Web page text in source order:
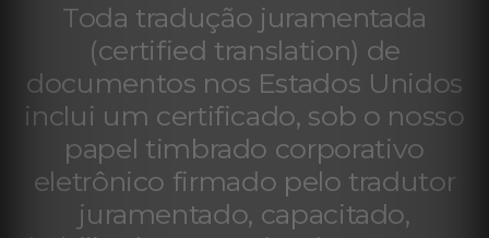
Toda tradução juramentada
(certified translation) de
documentos nos Estados Unidos
inclui um certificado, sob o nosso
papel timbrado corporativo
eletrônico firmado pelo tradutor
juramentado, capacitado,